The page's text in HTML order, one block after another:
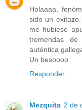
Holaaaa,
sido un
me hubiese
tremendas
auténtica
Un besoooo
Responder
Mezquita 2 de